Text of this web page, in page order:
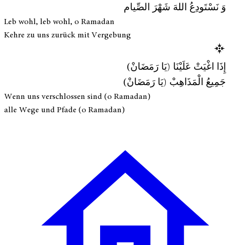
وَ نَسْتَودِعُ اللهَ شَهْرَ الصِّيام
Leb wohl, leb wohl, o Ramadan
Kehre zu uns zurück mit Vergebung
إِذَا اغْيَتْ عَلَيْنَا (يَا رَمَضَانْ)
جَمِيعُ الْمَذَاهِبْ (يَا رَمَضَانْ)
Wenn uns verschlossen sind (o Ramadan)
alle Wege und Pfade (o Ramadan)